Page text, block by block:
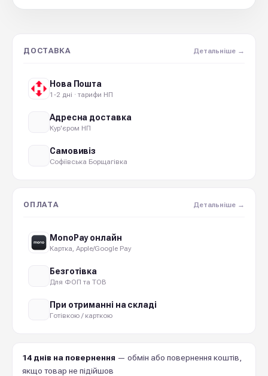
ДОСТАВКА Детальніше →
Нова Пошта
1-2 дні · тарифи НП
Адресна доставка
Кур'єром НП
Самовивіз
Софіївська Борщагівка
ОПЛАТА Детальніше →
MonoPay онлайн
Картка, Apple/Google Pay
Безготівка
Для ФОП та ТОВ
При отриманні на складі
Готівкою / карткою
14 днів на повернення — обмін або повернення коштів,
якщо товар не підійшов